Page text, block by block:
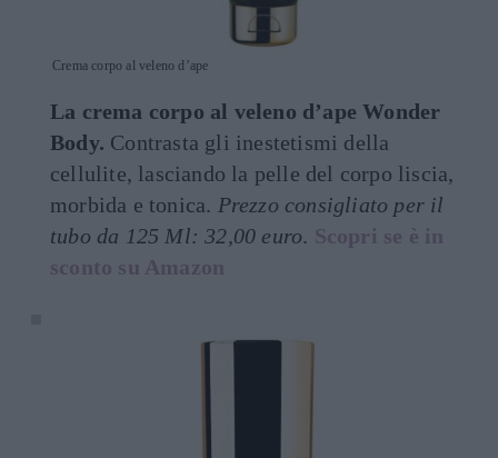
Crema corpo al veleno d’ape
La crema corpo al veleno d’ape Wonder
Body. Contrasta gli inestetismi della
cellulite, lasciando la pelle del corpo liscia,
morbida e tonica. Prezzo consigliato per il
tubo da 125 Ml: 32,00 euro. Scopri se è in
sconto su Amazon